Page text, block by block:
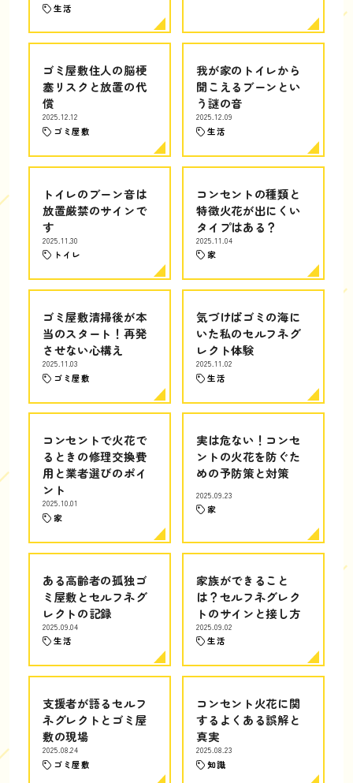
生活
ゴミ屋敷住人の脳梗
塞リスクと放置の代
償
2025.12.12
ゴミ屋敷
我が家のトイレから
聞こえるブーンとい
う謎の音
2025.12.09
生活
トイレのブーン音は
放置厳禁のサインで
す
2025.11.30
トイレ
コンセントの種類と
特徴火花が出にくい
タイプはある？
2025.11.04
家
ゴミ屋敷清掃後が本
当のスタート！再発
させない心構え
2025.11.03
ゴミ屋敷
気づけばゴミの海に
いた私のセルフネグ
レクト体験
2025.11.02
生活
コンセントで火花で
るときの修理交換費
用と業者選びのポイ
ント
2025.10.01
家
実は危ない！コンセ
ントの火花を防ぐた
めの予防策と対策
2025.09.23
家
ある高齢者の孤独ゴ
ミ屋敷とセルフネグ
レクトの記録
2025.09.04
生活
家族ができること
は？セルフネグレク
トのサインと接し方
2025.09.02
生活
支援者が語るセルフ
ネグレクトとゴミ屋
敷の現場
2025.08.24
ゴミ屋敷
コンセント火花に関
するよくある誤解と
真実
2025.08.23
知識